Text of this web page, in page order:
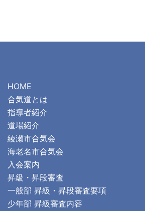
HOME
合気道とは
指導者紹介
道場紹介
綾瀬市合気会
海老名市合気会
入会案内
昇級・昇段審査
一般部 昇級・昇段審査要項
少年部 昇級審査内容